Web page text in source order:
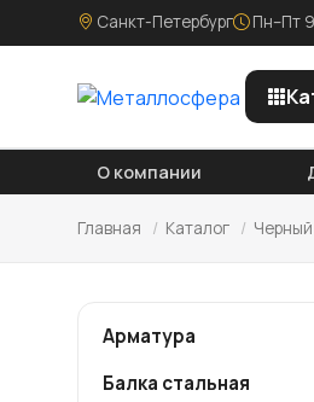
Санкт-Петербург Пн–Пт
О компании
Главная / Каталог /
Арматура
Балка стальная